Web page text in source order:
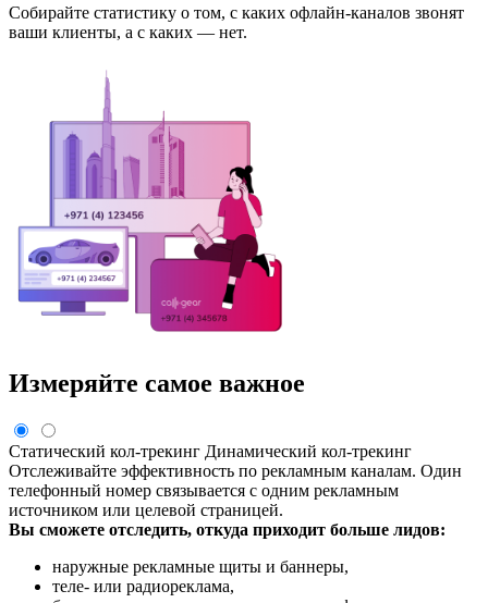
Собирайте статистику о том, с каких офлайн-каналов звонят
ваши клиенты, а с каких — нет.
Измеряйте самое важное
Статический кол-трекинг Динамический кол-трекинг
Отслеживайте эффективность по рекламным каналам. Один
телефонный номер связывается с одним рекламным
источником или целевой страницей.
Вы сможете отследить, откуда приходит больше лидов:
наружные рекламные щиты и баннеры,
теле- или радиореклама,